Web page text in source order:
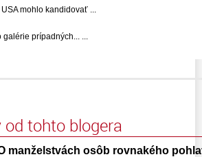
mohlo kandidovať ...
galérie prípadných... ...
od tohto blogera
manželstvách osôb rovnakého